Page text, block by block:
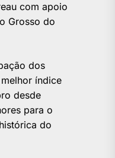
com apoio
Grosso do
dos
índice
desde
para o
do